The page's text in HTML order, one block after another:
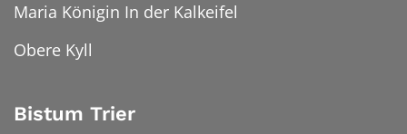
Maria Königin In der Kalkeifel
Obere Kyll
Bistum Trier